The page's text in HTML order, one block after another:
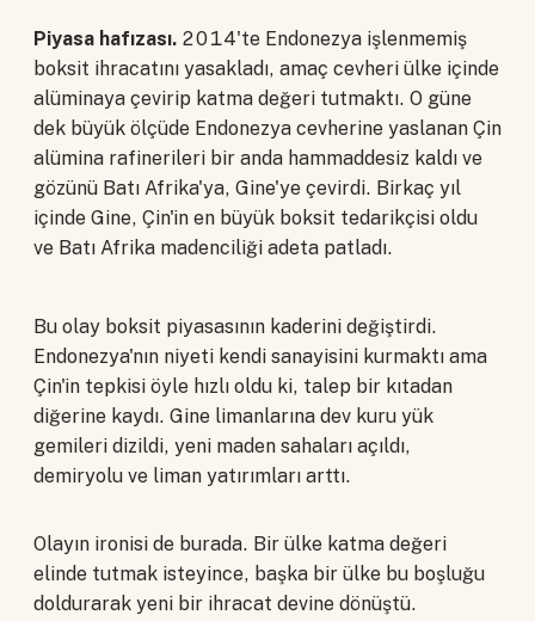
Piyasa hafızası. 2014'te Endonezya işlenmemiş
boksit ihracatını yasakladı, amaç cevheri ülke içinde
alüminaya çevirip katma değeri tutmaktı. O güne
dek büyük ölçüde Endonezya cevherine yaslanan Çin
alümina rafinerileri bir anda hammaddesiz kaldı ve
gözünü Batı Afrika'ya, Gine'ye çevirdi. Birkaç yıl
içinde Gine, Çin'in en büyük boksit tedarikçisi oldu
ve Batı Afrika madenciliği adeta patladı.
Bu olay boksit piyasasının kaderini değiştirdi.
Endonezya'nın niyeti kendi sanayisini kurmaktı ama
Çin'in tepkisi öyle hızlı oldu ki, talep bir kıtadan
diğerine kaydı. Gine limanlarına dev kuru yük
gemileri dizildi, yeni maden sahaları açıldı,
demiryolu ve liman yatırımları arttı.
Olayın ironisi de burada. Bir ülke katma değeri
elinde tutmak isteyince, başka bir ülke bu boşluğu
doldurarak yeni bir ihracat devine dönüştü.